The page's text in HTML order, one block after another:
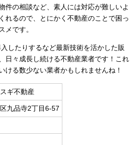
件の相談など、素人には対応が難しいよ
れるので、とにかく不動産のことで困っ
メです。
したりするなど最新技術を活かした販
日々成長し続ける不動産業者です！これ
ける数少ない業者かもしれませんね！
ギ不動産
九品寺2丁目6-57